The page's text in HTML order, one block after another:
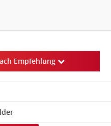
Empfehlung